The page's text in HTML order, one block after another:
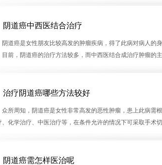
阴道癌中西医结合治疗
癌是女性朋友比较高发的肿瘤疾病，得了此病对病人的
目前，阴道癌的治疗方法较多，而中西医结合成治疗肿瘤的
治疗阴道癌哪些方法较好
周知，阴道癌是女性非常高发的恶性肿瘤，患上此病需
、化学治疗、中医治疗等，在条件允许的情况下可采取手术
阴道癌需怎样医治呢